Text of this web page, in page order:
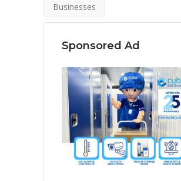
Businesses
Sponsored Ad